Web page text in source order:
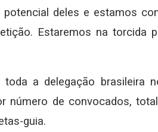
deles e estamos
Estaremos na torcida
a delegação brasileira
número de convocados,
guia.